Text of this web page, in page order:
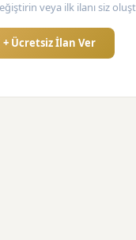
veya ilk ilanı siz
+ Ücretsiz İlan Ver